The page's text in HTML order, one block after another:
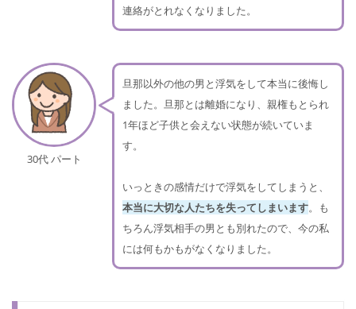
連絡がとれなくなりました。
30代 パート
旦那以外の他の男と浮気をして本当に後悔し
ました。旦那とは離婚になり、親権もとられ
1年ほど子供と会えない状態が続いていま
す。
いっときの感情だけで浮気をしてしまうと、
本当に大切な人たちを失ってしまいます。も
ちろん浮気相手の男とも別れたので、今の私
には何もかもがなくなりました。